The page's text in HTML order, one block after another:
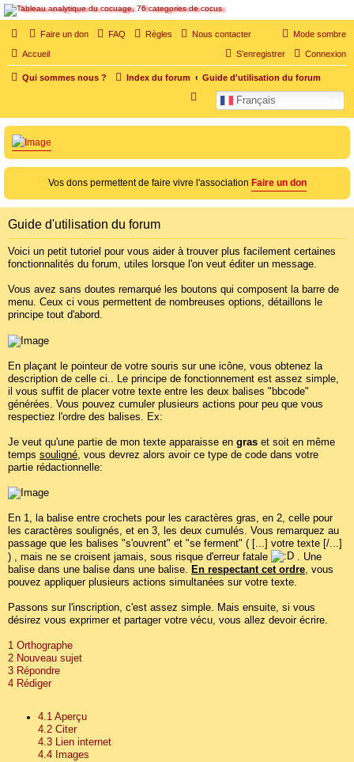
SOS cocu
SOS cocu est une association loi 1901 dont l'objet est le soutien aux victimes d'adultère.
Pouvoir parler, se confier, recevoir un soutien moral pour traverser une situation
Mode sombre
Faire un don FAQ Règles Nous contacter
Accueil Connexion
S’enregistrer
Qui sommes nous ? Index du forum Guide d'utilisation du forum
Français
c
e
r
Vos dons permettent de faire vivre l'association Faire un don
Guide d'utilisation du forum
Voici un petit tutoriel pour vous aider à trouver plus facilement certaines
fonctionnalités du forum, utiles lorsque l'on veut éditer un message.
Vous avez sans doutes remarqué les boutons qui composent la barre de
menu. Ceux ci vous permettent de nombreuses options, détaillons le
principe tout d'abord.
En plaçant le pointeur de votre souris sur une icône, vous obtenez la
description de celle ci.. Le principe de fonctionnement est assez simple,
il vous suffit de placer votre texte entre les deux balises "bbcode"
générées. Vous pouvez cumuler plusieurs actions pour peu que vous
respectiez l'ordre des balises. Ex:
Je veut qu'une partie de mon texte apparaisse en gras et soit en même
temps souligné , vous devrez alors avoir ce type de code dans votre
partie rédactionnelle:
En 1, la balise entre crochets pour les caractères gras, en 2, celle pour
les caractères soulignés, et en 3, les deux cumulés. Vous remarquez au
passage que les balises "s'ouvrent" et "se ferment" ( [...] votre texte [/...]
) , mais ne se croisent jamais, sous risque d'erreur fatale
. Une
balise dans une balise dans une balise. En respectant cet ordre, vous
pouvez appliquer plusieurs actions simultanées sur votre texte.
Passons sur l'inscription, c'est assez simple. Mais ensuite, si vous
désirez vous exprimer et partager votre vécu, vous allez devoir écrire.
1 Orthographe
2 Nouveau sujet
3 Répondre
4 Rédiger
4.1 Aperçu
4.2 Citer
4.3 Lien internet
4.4 Images